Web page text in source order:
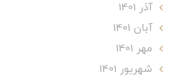
آذر 1401
آبان 1401
مهر 1401
شهریور 1401